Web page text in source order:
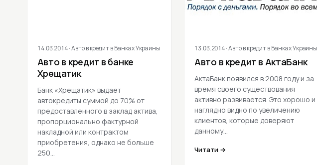
14.03.2014· Авто в кредит в Банках Украины
Авто в кредит в банке
Хрещатик
Банк «Хрещатик» выдает
автокредиты суммой до 70% от
предоставленного в заклад актива,
пропорционально фактурной
накладной или контрактом
приобретения, однако не больше
250…
13.03.2014· Авто в кредит в Банках Украины
Авто в кредит в АктаБанк
АктаБанк появился в 2008 году и за
время своего существования
активно развивается. Это хорошо и
наглядно видно по увеличению
клиентов, которые доверяют
данному…
Читати →